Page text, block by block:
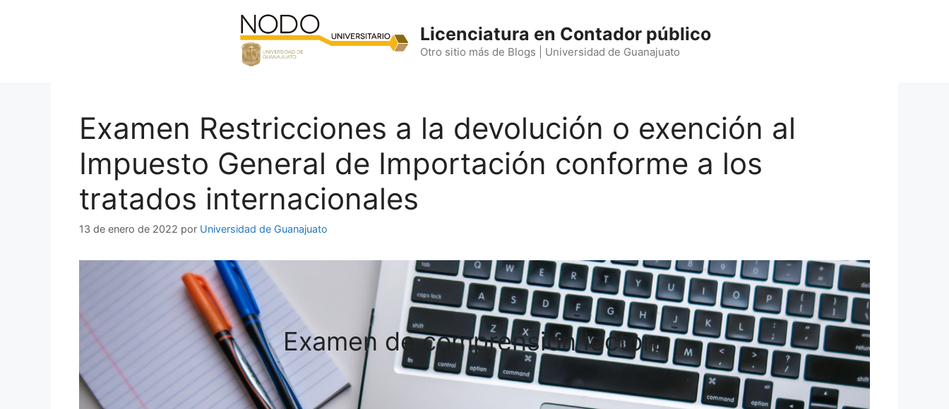
Licenciatura en Contador público
Otro sitio más de Blogs | Universidad de Guanajuato
Examen Restricciones a la devolución o exención al
Impuesto General de Importación conforme a los
tratados internacionales
13 de enero de 2022 por Universidad de Guanajuato
Examen de comprensión lectora